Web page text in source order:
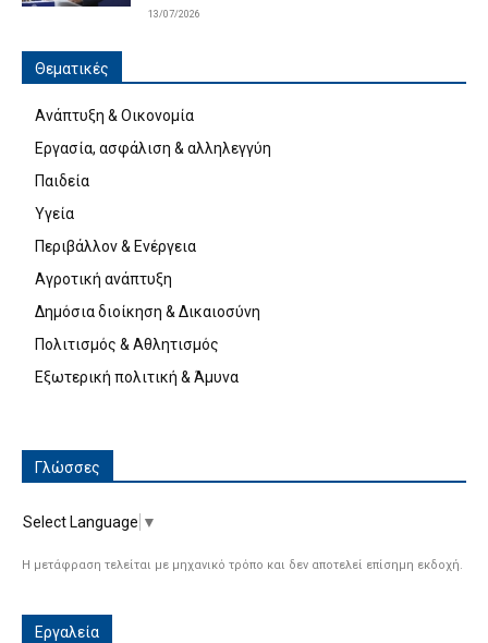
13/07/2026
Θεματικές
Ανάπτυξη & Οικονομία
Εργασία, ασφάλιση & αλληλεγγύη
Παιδεία
Υγεία
Περιβάλλον & Ενέργεια
Αγροτική ανάπτυξη
Δημόσια διοίκηση & Δικαιοσύνη
Πολιτισμός & Αθλητισμός
Εξωτερική πολιτική & Άμυνα
Γλώσσες
Select Language ▼
Η μετάφραση τελείται με μηχανικό τρόπο και δεν αποτελεί επίσημη εκδοχή.
Εργαλεία